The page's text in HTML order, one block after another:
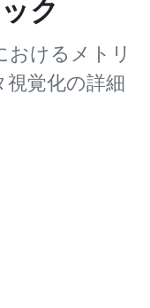
ク
おけるメトリ
視覚化の詳細